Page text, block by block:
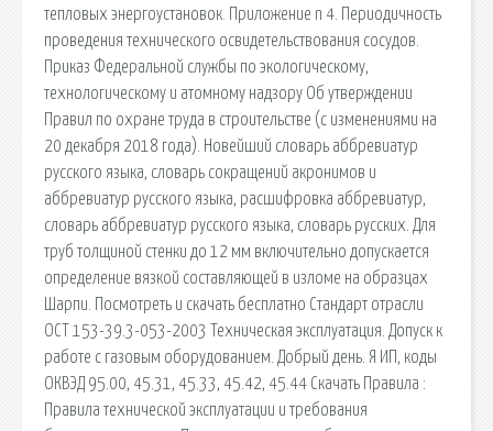
тепловых энергоустановок. Приложение n 4. Периодичность
проведения технического освидетельствования сосудов.
Приказ Федеральной службы по экологическому,
технологическому и атомному надзору Об утверждении
Правил по охране труда в строительстве (с изменениями на
20 декабря 2018 года). Новейший словарь аббревиатур
русского языка, словарь сокращений акронимов и
аббревиатур русского языка, расшифровка аббревиатур,
словарь аббревиатур русского языка, словарь русских. Для
труб толщиной стенки до 12 мм включительно допускается
определение вязкой составляющей в изломе на образцах
Шарпи. Посмотреть и скачать бесплатно Стандарт отрасли
ОСТ 153-39.3-053-2003 Техническая эксплуатация. Допуск к
работе с газовым оборудованием. Добрый день. Я ИП, коды
ОКВЭД 95.00, 45.31, 45.33, 45.42, 45.44 Скачать Правила :
Правила технической эксплуатации и требования